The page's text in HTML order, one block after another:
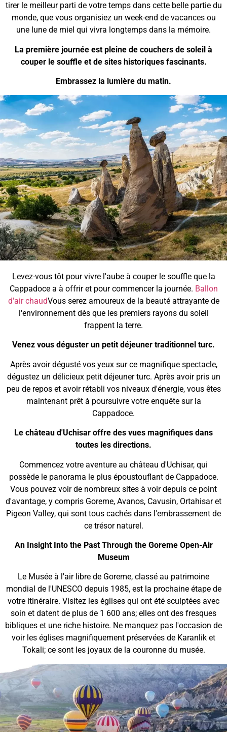
tirer le meilleur parti de votre temps dans cette belle partie du
monde, que vous organisiez un week-end de vacances ou
une lune de miel qui vivra longtemps dans la mémoire.
La première journée est pleine de couchers de soleil à
couper le souffle et de sites historiques fascinants.
Embrassez la lumière du matin.
Levez-vous tôt pour vivre l'aube à couper le souffle que la
Cappadoce a à offrir et pour commencer la journée. Ballon
d'air chaudVous serez amoureux de la beauté attrayante de
l'environnement dès que les premiers rayons du soleil
frappent la terre.
Venez vous déguster un petit déjeuner traditionnel turc.
Après avoir dégusté vos yeux sur ce magnifique spectacle,
dégustez un délicieux petit déjeuner turc. Après avoir pris un
peu de repos et avoir rétabli vos niveaux d'énergie, vous êtes
maintenant prêt à poursuivre votre enquête sur la
Cappadoce.
Le château d'Uchisar offre des vues magnifiques dans
toutes les directions.
Commencez votre aventure au château d'Uchisar, qui
possède le panorama le plus époustouflant de Cappadoce.
Vous pouvez voir de nombreux sites à voir depuis ce point
d'avantage, y compris Goreme, Avanos, Cavusin, Ortahisar et
Pigeon Valley, qui sont tous cachés dans l'embrassement de
ce trésor naturel.
An Insight Into the Past Through the Goreme Open-Air
Museum
Le Musée à l'air libre de Goreme, classé au patrimoine
mondial de l'UNESCO depuis 1985, est la prochaine étape de
votre itinéraire. Visitez les églises qui ont été sculptées avec
soin et datent de plus de 1 600 ans; elles ont des fresques
bibliques et une riche histoire. Ne manquez pas l'occasion de
voir les églises magnifiquement préservées de Karanlik et
Tokali; ce sont les joyaux de la couronne du musée.